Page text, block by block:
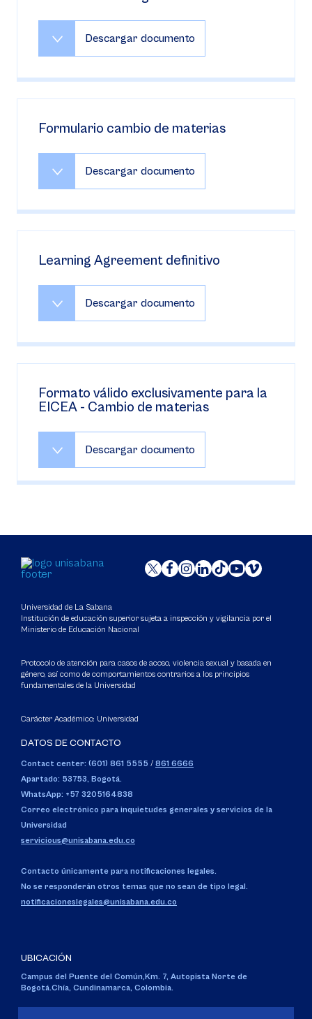
Descargar documento
Formulario cambio de materias
Descargar documento
Learning Agreement definitivo
Descargar documento
Formato válido exclusivamente para la
EICEA - Cambio de materias
Descargar documento
Universidad de La Sabana
Institución de educación superior sujeta a inspección y vigilancia por el
Ministerio de Educación Nacional
Protocolo de atención para casos de acoso, violencia sexual y basada en
género, así como de comportamientos contrarios a los principios
fundamentales de la Universidad
Carácter Académico: Universidad
DATOS DE CONTACTO
Contact center: (601) 861 5555 / 861 6666
Apartado: 53753, Bogotá.
WhatsApp: +57 3205164838
Correo electrónico para inquietudes generales y servicios de la
Universidad
servicious@unisabana.edu.co
Contacto únicamente para notificaciones legales.
No se responderán otros temas que no sean de tipo legal.
notificacioneslegales@unisabana.edu.co
UBICACIÓN
Campus del Puente del Común,Km. 7, Autopista Norte de
Bogotá.Chía, Cundinamarca, Colombia.